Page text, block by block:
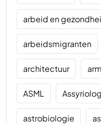
arbeid en
arbeidsmigranten
architectuur
ASML
astrobiologie